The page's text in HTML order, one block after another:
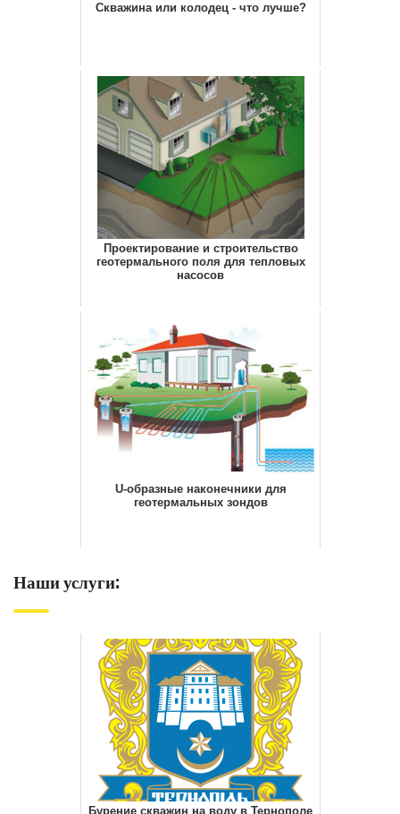
Скважина или колодец - что лучше?
Проектирование и строительство
геотермального поля для тепловых
насосов
U-образные наконечники для
геотермальных зондов
Наши услуги:
Бурение скважин на воду в Тернополе